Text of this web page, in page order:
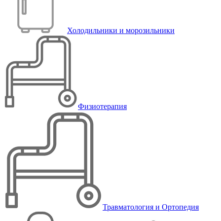
Холодильники и морозильники
Физиотерапия
Травматология и Ортопедия